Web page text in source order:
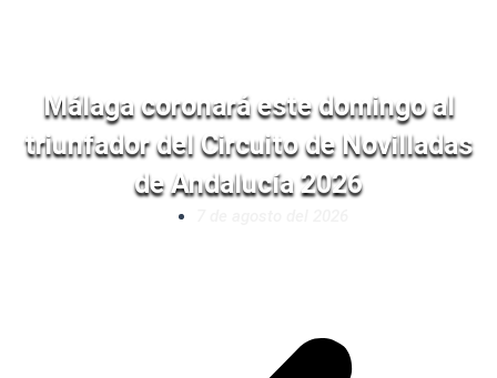
Málaga coronará este domingo al
triunfador del Circuito de Novilladas
de Andalucía 2026